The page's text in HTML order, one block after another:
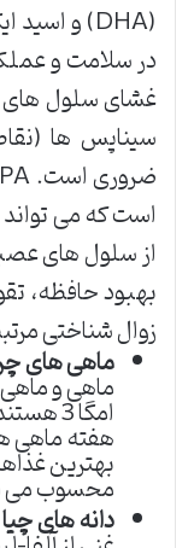
غشای سلول
سیناپس ها
است که می
بهبود حافظه،
زوال شناختی
ماهی های
ماهی و
امگا
هفته ماهی
بهترین
محسوب می
دانه های